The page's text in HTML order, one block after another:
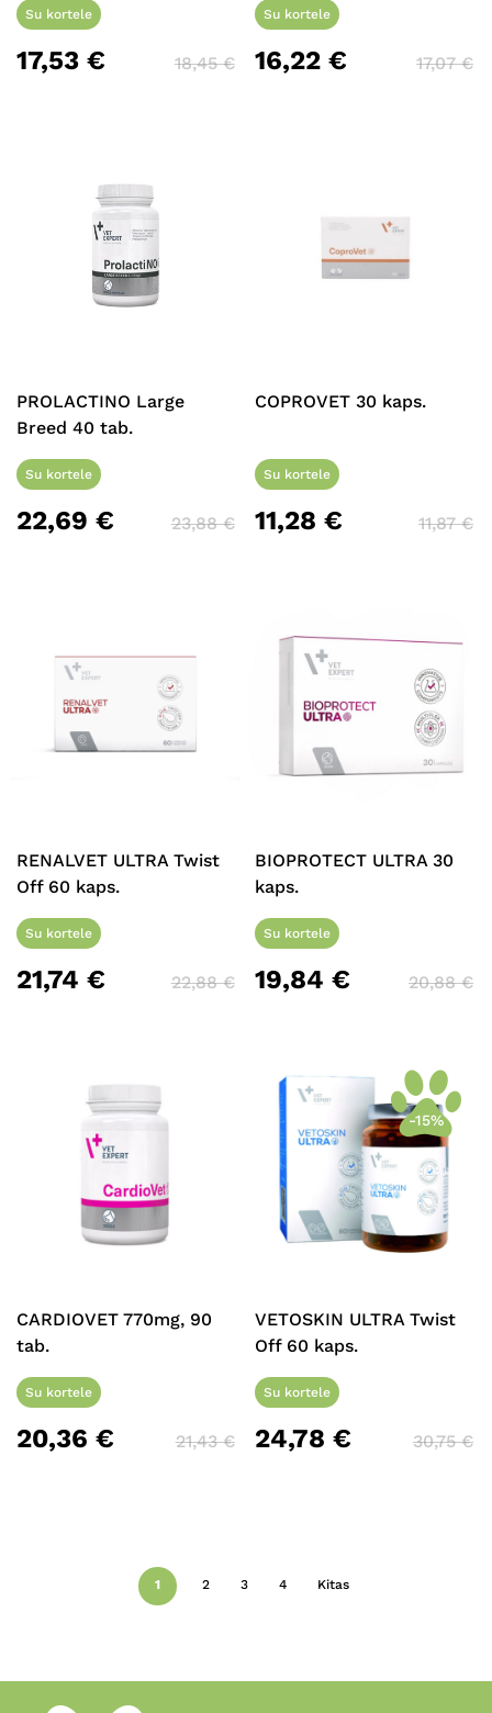
Su kortele
17,53 € 18,45€
Su kortele
16,22€ 17,07€
PROLACTINO Large
Breed 40 tab.
Su kortele
22,69 € 23,88€
COPROVET 30 kaps.
Su kortele
11,28€ 11,87€
RENALVET ULTRA Twist
Off 60 kaps.
Su kortele
21,74 € 22,88€
BIOPROTECT ULTRA 30
kaps.
Su kortele
19,84€ 20,88€
CARDIOVET 770mg, 90
tab.
Su kortele
20,36 € 21,43€
-15%
VETOSKIN ULTRA Twist
Off 60 kaps.
Su kortele
24,78€ 30,75€
1 2 3 4 Kitas